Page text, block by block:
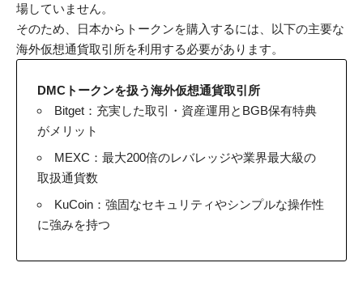
場していません。
そのため、日本からトークンを購入するには、以下の主要な
海外仮想通貨取引所を利用する必要があります。
DMCトークンを扱う海外仮想通貨取引所
Bitget：充実した取引・資産運用とBGB保有特典
がメリット
MEXC ：最大200倍のレバレッジや業界最大級の
取扱通貨数
KuCoin：強固なセキュリティやシンプルな操作性
に強みを持つ